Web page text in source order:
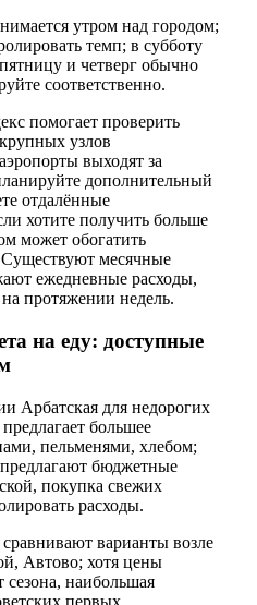
утром над городом;
темп; в субботу
и четверг обычно
соответственно.
помогает проверить
узлов
выходят за
дополнительный
отдалённые
хотите получить больше
может обогатить
Существуют месячные
ежедневные расходы,
протяжении недель.
на еду: доступные
Арбатская для недорогих
большее
пельменями, хлебом;
бюджетные
покупка свежих
расходы.
варианты возле
Автово; хотя цены
сезона, наибольшая
первых